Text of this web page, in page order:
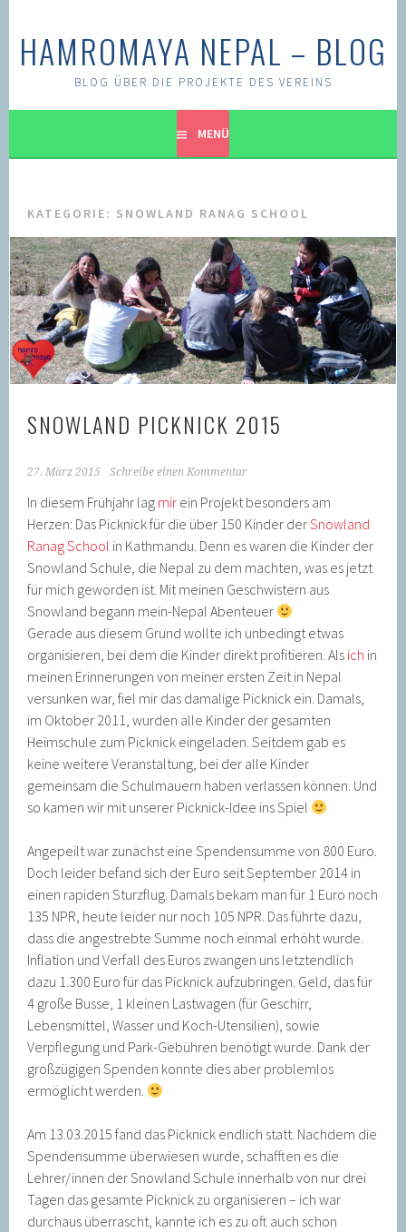
Inhalt
HAMROMAYA NEPAL – BLOG
BLOG ÜBER DIE PROJEKTE DES VEREINS
MENÜ
KATEGORIE: SNOWLAND RANAG SCHOOL
SNOWLAND PICKNICK 2015
27. März 2015 Schreibe einen Kommentar
In diesem Frühjahr lag mir ein Projekt besonders am
Herzen: Das Picknick für die über 150 Kinder derSnowland
Ranag School in Kathmandu. Denn es waren die Kinder der
Snowland Schule, die Nepal zu dem machten, was es jetzt
für mich geworden ist. Mit meinen Geschwistern aus
Snowland begann mein-Nepal Abenteuer
Gerade aus diesem Grund wollte ich unbedingt etwas
organisieren, bei dem die Kinder direkt profitieren. Als ich in
meinen Erinnerungen von meiner ersten Zeit in Nepal
versunken war, fiel mir das damalige Picknick ein. Damals,
im Oktober 2011, wurden alle Kinder der gesamten
Heimschule zum Picknick eingeladen. Seitdem gab es
keine weitere Veranstaltung, bei der alle Kinder
gemeinsam die Schulmauern haben verlassen können. Und
so kamen wir mit unserer Picknick-Idee ins Spiel
Angepeilt war zunächst eine Spendensumme von 800 Euro.
Doch leider befand sich der Euro seit September 2014 in
einen rapiden Sturzflug. Damals bekam man für 1 Euro noch
135 NPR, heute leider nur noch 105 NPR. Das führte dazu,
dass die angestrebte Summe noch einmal erhöht wurde.
Inflation und Verfall des Euros zwangen uns letztendlich
dazu 1.300 Euro für das Picknick aufzubringen. Geld, das für
4 große Busse, 1 kleinen Lastwagen (für Geschirr,
Lebensmittel, Wasser und Koch-Utensilien), sowie
Verpflegung und Park-Gebühren benötigt wurde. Dank der
großzügigen Spenden konnte dies aber problemlos
ermöglicht werden.
Am 13.03.2015 fand das Picknick endlich statt. Nachdem die
Spendensumme überwiesen wurde, schafften es die
Lehrer/innen der Snowland Schule innerhalb von nur drei
Tagen das gesamte Picknick zu organisieren – ich war
durchaus überrascht, kannte ich es zu oft auch schon